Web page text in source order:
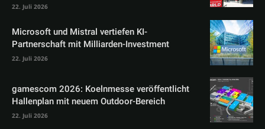
22. Juli 2026
Microsoft und Mistral vertiefen KI-
Partnerschaft mit Milliarden-Investment
22. Juli 2026
gamescom 2026: Koelnmesse veröffentlicht
Hallenplan mit neuem Outdoor-Bereich
22. Juli 2026